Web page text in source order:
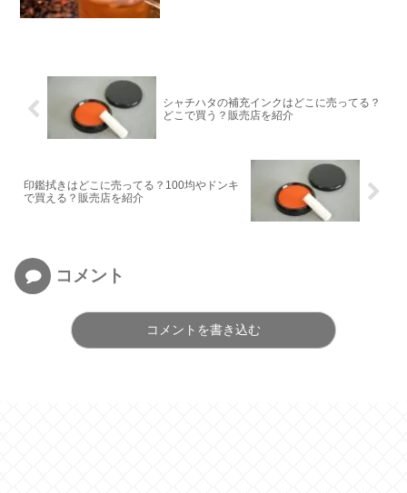
シャチハタの補充インクはどこに売ってる？
どこで買う？販売店を紹介
印鑑拭きはどこに売ってる？100均やドンキ
で買える？販売店を紹介
コメント
コメントを書き込む